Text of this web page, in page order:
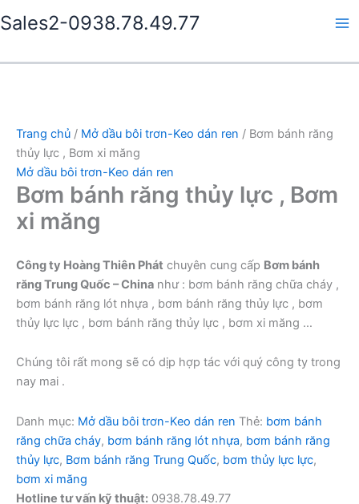
tới
dung
Sales2-0938.78.49.77
Trang chủ / Mở dầu bôi trơn-Keo dán ren / Bơm bánh răng
thủy lực , Bơm xi măng
Mở dầu bôi trơn-Keo dán ren
Bơm bánh răng thủy lực , Bơm
xi măng
Công ty Hoàng Thiên Phát chuyên cung cấp Bơm bánh
răng Trung Quốc – China như : bơm bánh răng chữa cháy ,
bơm bánh răng lót nhựa , bơm bánh răng thủy lực , bơm
thủy lực lực , bơm bánh răng thủy lực , bơm xi măng …
Chúng tôi rất mong sẽ có dịp hợp tác với quý công ty trong
nay mai .
Danh mục: Mở dầu bôi trơn-Keo dán ren Thẻ: bơm bánh
răng chữa cháy, bơm bánh răng lót nhựa, bơm bánh răng
thủy lực, Bơm bánh răng Trung Quốc, bơm thủy lực lực,
bơm xi măng
Hotline tư vấn kỹ thuật: 0938.78.49.77